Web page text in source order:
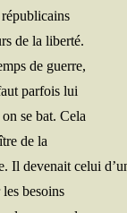
de la liberté.
de guerre,
par­fois lui
se bat. Cela
de la
Il deve­nait celui
besoins